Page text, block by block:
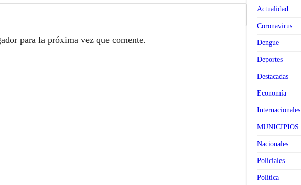
para la próxima vez que comente.
Actualidad
Coronavirus
Dengue
Deportes
Destacadas
Economía
Internacionales
MUNICIPIOS
Nacionales
Policiales
Política